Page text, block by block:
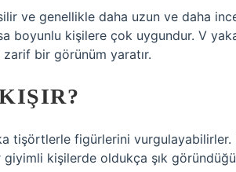
ve genellikle daha uzun ve daha
boyunlu kişilere çok uygundur. V
bir görünüm yaratır.
tişörtlerle figürlerini vurgulayabilirler.
kişilerde oldukça şık